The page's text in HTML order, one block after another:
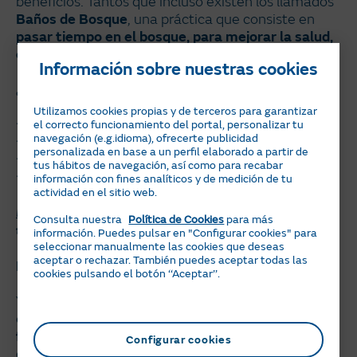
Baños de Bosque, una práctica que consiste en
pasar tiempo en el bosque, para mejorar la salud,
el bienestar y la felicidad.
¿Y qué ocurre cuando te das un baño de bosque?
Mejor estado anímico.
Descenso de la hormona del estrés, el cortisol.
Refuerzo del sistema inmunitario.
Mejora de la creatividad.
Darse un baño de bosqueen familia es bueno para
todos, grandes y pequeños.
Elegir la movilidad sostenible
Y cuando volvamos a la ciudad, seguiremos
cuidando de nuestro entorno ymoviéndonos de
forma eficiente
. Los niños pueden recorrer el
Información sobre nuestras cookies
Utilizamos cookies propias y de terceros para garantizar
el correcto funcionamiento del portal, personalizar tu
navegación (e.g.idioma), ofrecerte publicidad
personalizada en base a un perfil elaborado a partir de
tus hábitos de navegación, así como para recabar
información con fines analíticos y de medición de tu
actividad en el sitio web.
Consulta nuestra Política de Cookies para más
información. Puedes pulsar en "Configurar cookies" para
seleccionar manualmente las cookies que deseas
aceptar o rechazar. También puedes aceptar todas las
cookies pulsando el botón ‘‘Aceptar’’.
Configurar cookies